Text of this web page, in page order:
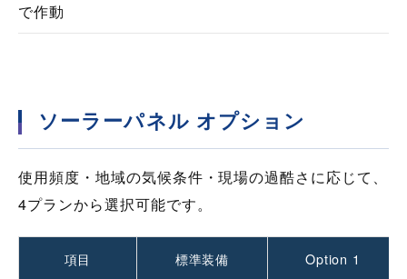
で作動
ソーラーパネル オプション
使用頻度・地域の気候条件・現場の過酷さに応じて、
4プランから選択可能です。
項目
標準装備
Option 1